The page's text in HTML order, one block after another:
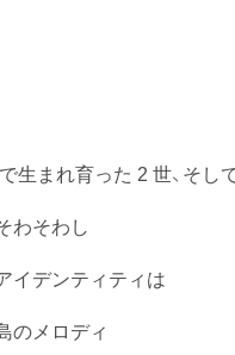
まれ育った 2 世、そして
わそわし
イデンティティは
のメロディ